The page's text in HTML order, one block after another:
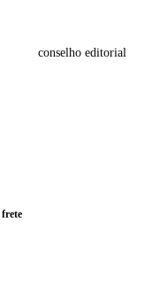
conselho editorial